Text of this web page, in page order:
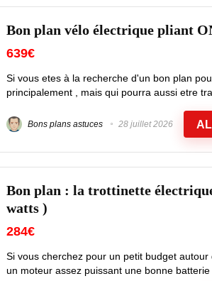
Bon plan vélo électrique pliant
639€
Si vous etes à la recherche d'un bon plan
principalement , mais qui pourra aussi etre
Bons plans astuces 28 juillet 2026
Bon plan : la trottinette électrique
watts )
284€
Si vous cherchez pour un petit budget
un moteur assez puissant une bonne